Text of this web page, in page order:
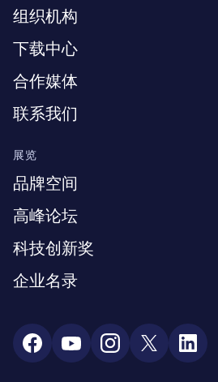
组织机构
下载中心
合作媒体
联系我们
展览
品牌空间
高峰论坛
科技创新奖
企业名录
Social Media